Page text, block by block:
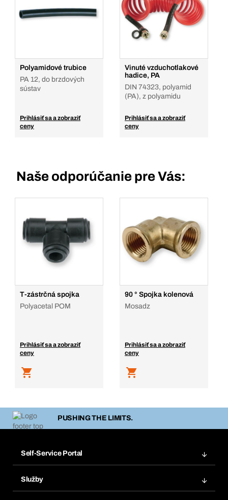
Polyamidové trubice
PA 12, do brzdových
sústav
Prihlásiť sa a zobraziť
ceny
Vinuté vzduchotlakové
hadice, PA
DIN 74323, polyamid
(PA), z polyamidu
Prihlásiť sa a zobraziť
ceny
Naše odporúčanie pre Vás:
T-zástrčná spojka
Polyacetal POM
Prihlásiť sa a zobraziť
ceny
90 ° Spojka kolenová
Mosadz
Prihlásiť sa a zobraziť
ceny
PUSHING THE LIMITS.
Self-Service Portal
Služby